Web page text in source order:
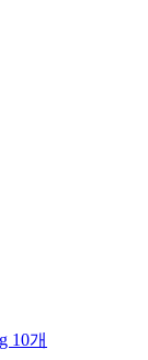
10개